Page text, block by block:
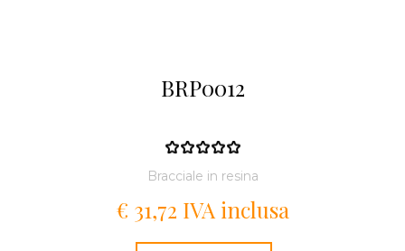
BRP0012
Bracciale in resina
€ 31,72 IVA inclusa